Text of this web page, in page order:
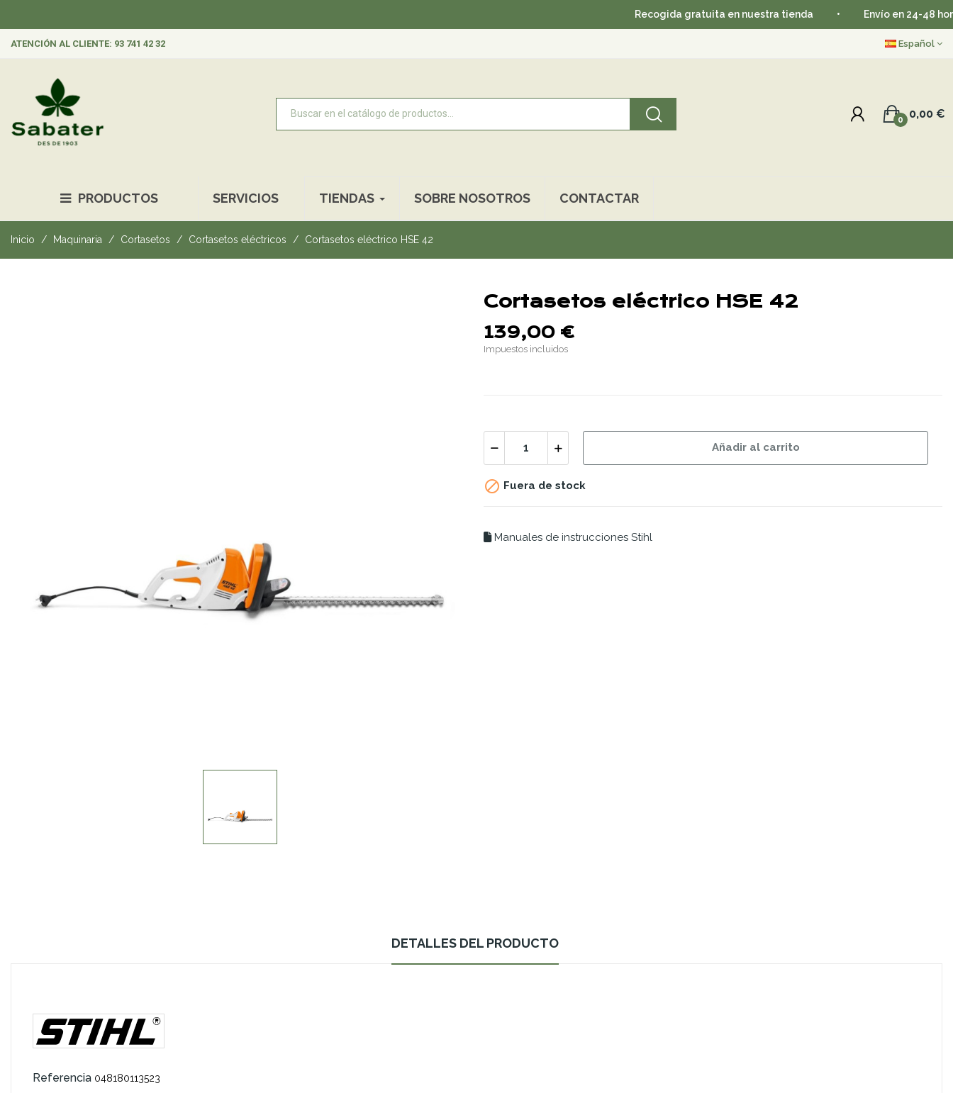
Recogida gratuita en nuestra tienda • Envío en 24-48 horas
ATENCIÓN AL CLIENTE: 93 741 42 32 Español
0,00 €
0
PRODUCTOS SERVICIOS TIENDAS SOBRE NOSOTROS CONTACTAR
Inicio Maquinaria Cortasetos Cortasetos eléctricos Cortasetos eléctrico HSE 42
Cortasetos eléctrico HSE 42
139,00 €
Impuestos incluidos
Añadir al carrito
 Fuera de stock
Manuales de instrucciones Stihl
DETALLES DEL PRODUCTO
Referencia 048180113523